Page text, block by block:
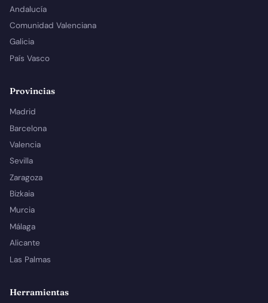
Andalucía
Comunidad Valenciana
Galicia
País Vasco
Provincias
Madrid
Barcelona
Valencia
Sevilla
Zaragoza
Bizkaia
Murcia
Málaga
Alicante
Las Palmas
Herramientas